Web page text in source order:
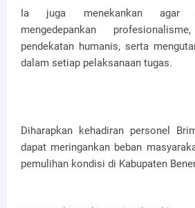
Ia juga menekankan agar
mengedepankan
pendekatan humanis, serta
dalam setiap pelaksanaan tugas.
Diharapkan kehadiran personel
dapat meringankan beban
pemulihan kondisi di Kabupaten